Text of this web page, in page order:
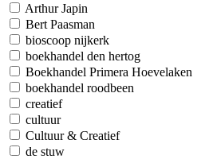
Arthur Japin
Bert Paasman
bioscoop nijkerk
boekhandel den hertog
Boekhandel Primera Hoevelaken
boekhandel roodbeen
creatief
cultuur
Cultuur & Creatief
de stuw